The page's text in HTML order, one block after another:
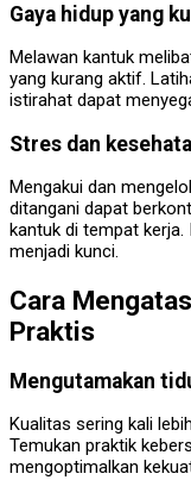
Gaya hidup yang
Melawan kantuk
yang kurang aktif.
istirahat dapat
Stres dan
Mengakui dan
ditangani dapat
kantuk di tempat
menjadi kunci.
Cara
Praktis
Mengutamakan
Kualitas sering kali
Temukan praktik
mengoptimalkan